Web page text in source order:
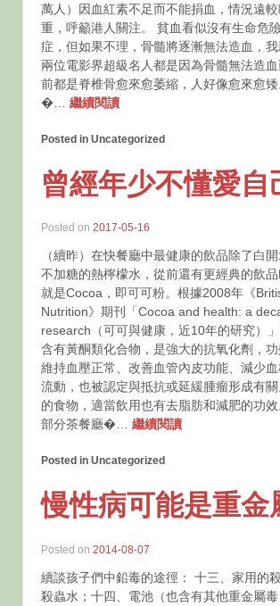
萬人）因血紅素不足而不能捐血，情況遠
重，呼籲港人關注。 貧血看似沒有生命危
症，但如果不理，骨髓將逐漸無法造血，
兩位電影界超級名人都是因為骨髓無法造
前都是脊椎骨愈來愈萎縮，人好像愈來愈
�… 繼續閱讀
Posted in Uncategorized
曾經年少不懂愛自
Posted on 2017-05-16
（續昨）在快餐廳中最健康的飲品除了白
不加糖的熱檸檬水，從前還有更經典的飲品
就是Cocoa，即可可粉。根據2008年《
Nutrition》期刊「Cocoa and health: a
research（可可與健康，近10年的研究）
含有黃酮類化合物，是強大的抗氧化劑，功
維持血壓正常、改善血管內皮功能、減少
流動，也被認定與抵抗或延緩腫瘤形成有
的食物，適當飲用也有去脂肪和減肥的功
部分茶餐廳�… 繼續閱讀
Posted in Uncategorized
慢性病可能是重金
Posted on 2014-08-07
續談孩子們中鉛毒的途徑： 十三、家用的
殺蟲水；十四、電池（也含有其他重金屬